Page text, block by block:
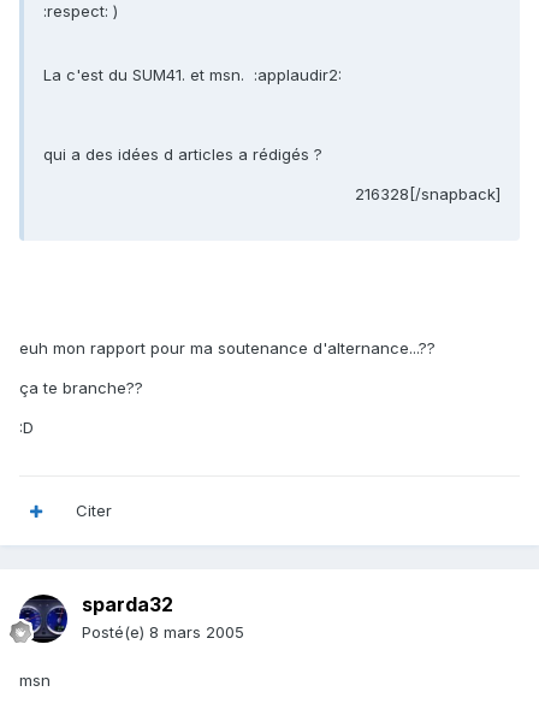
:respect: )
La c'est du SUM41. et msn. :applaudir2:
qui a des idées d articles a rédigés ?
216328[/snapback]
euh mon rapport pour ma soutenance d'alternance...??
ça te branche??
:D
Citer
sparda32
Posté(e) 8 mars 2005
msn